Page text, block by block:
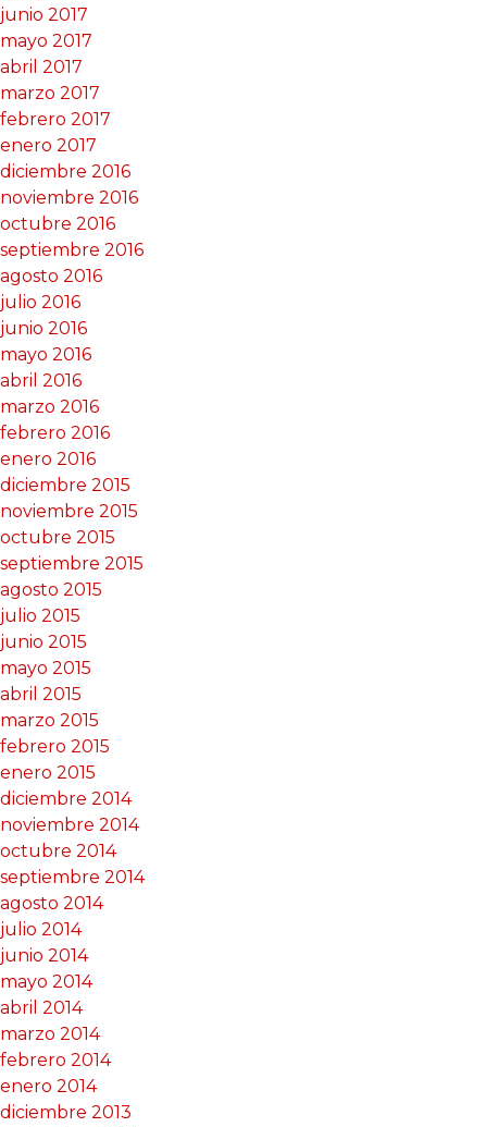
junio 2017
mayo 2017
abril 2017
marzo 2017
febrero 2017
enero 2017
diciembre 2016
noviembre 2016
octubre 2016
septiembre 2016
agosto 2016
julio 2016
junio 2016
mayo 2016
abril 2016
marzo 2016
febrero 2016
enero 2016
diciembre 2015
noviembre 2015
octubre 2015
septiembre 2015
agosto 2015
julio 2015
junio 2015
mayo 2015
abril 2015
marzo 2015
febrero 2015
enero 2015
diciembre 2014
noviembre 2014
octubre 2014
septiembre 2014
agosto 2014
julio 2014
junio 2014
mayo 2014
abril 2014
marzo 2014
febrero 2014
enero 2014
diciembre 2013